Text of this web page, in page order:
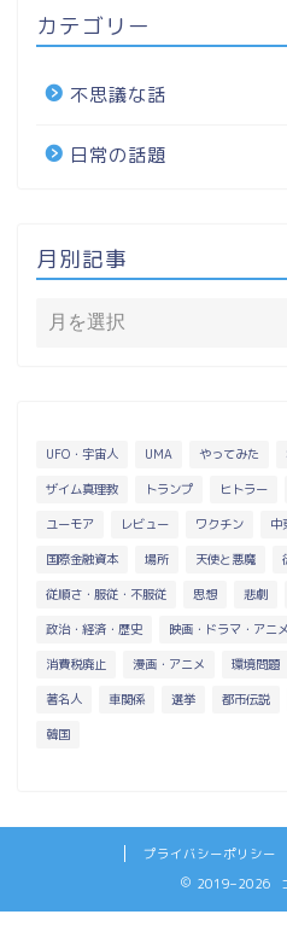
カテゴリー
不思議な話
日常の話題
月別記事
UFO・宇宙人 UMA やってみた
ザイム真理教 トランプ ヒトラー
ユーモア レビュー ワクチン 中
国際金融資本 場所 天使と悪魔
従順さ・服従・不服従 思想 悲劇
政治・経済・歴史 映画・ドラマ・アニメ
消費税廃止 漫画・アニメ 環境問題
著名人 車関係 選挙 都市伝説
韓国
プライバシーポリシー
2019–2026